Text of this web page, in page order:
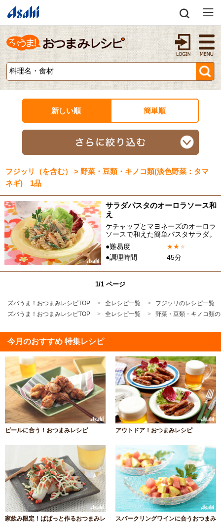
新しい順 簡単順
フジッリ（を含む） > 野菜・豆類・キノコ類(淡色野菜：タマ
ネギ) 1品
サラダパスタのオーロラソース和
え
ケチャップとマヨネーズのオーロラ
ソースで和えた簡単パスタサラダ。
●難易度
★★★
●調理時間
45分
1/1 ページ
ズバうま！おつまみレシピTOP 全レシピ一覧
フジッリのレシピ一覧
ズバうま！おつまみレシピTOP
全レシピ一覧 野菜・豆類・キノコ類
今月のおすすめ 特集レシピ
ビールに合う！おつまみレシピ アウトドア！おつまみレシピ
家飲み限定！ぱぱっと作るおつまみレ
スパークリングワインに合うおつまみ